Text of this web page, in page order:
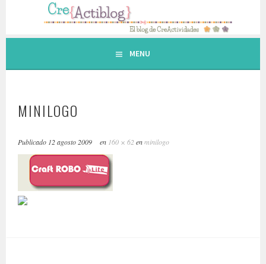
contenido.
MENU
MINILOGO
Publicado 12 agosto 2009 en 160 × 62enminilogo